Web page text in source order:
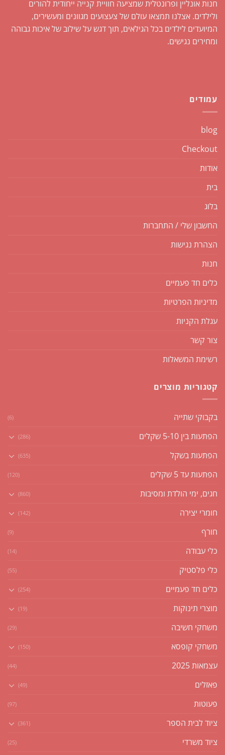
חנות אונליין ופרונטלית שמציעה חוויית קנייה ייחודית להורים
ולילדים. אצלנו תמצאו עולם של צעצועים מגוונים ומעשירים,
המיועדים לילדים בכל הגילאים, תוך דגש על שילוב של איכות גבוהה
ומחירים נגישים.
עמודים
blog
Checkout
אודות
בית
בלוג
החשבון שלי / התחברות
הצהרת נגישות
חנות
כלים חד פעמיים
מדיניות הפרטיות
עגלת הקניות
צור קשר
רשימת המשאלות
קטגוריות מוצרים
בקבוקי שתייה (6)
הפתעות בין 5-10 שקלים (286)
הפתעות בשקל (635)
הפתעות עד 5 שקלים (120)
חגים, ימי הולדת ומסיבות (860)
חומרי יצירה (142)
חורף (9)
כלי עבודה (14)
כלי פלסטיק (55)
כלים חד פעמיים (254)
מוצרי תינוקות (19)
משחקי חשיבה (29)
משחקי קופסא (150)
עצמאות 2025 (44)
פאזלים (49)
פעוטות (97)
ציוד לבית הספר (361)
ציוד משרדי (25)